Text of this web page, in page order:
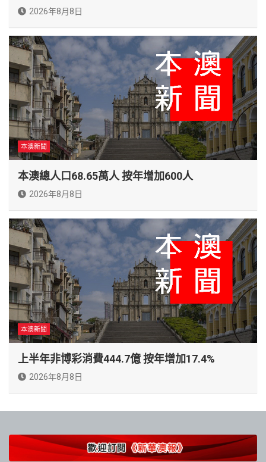
2026年8月8日
本澳新聞
本澳總人口68.65萬人 按年增加600人
2026年8月8日
本澳新聞
上半年非博彩消費444.7億 按年增加17.4%
2026年8月8日